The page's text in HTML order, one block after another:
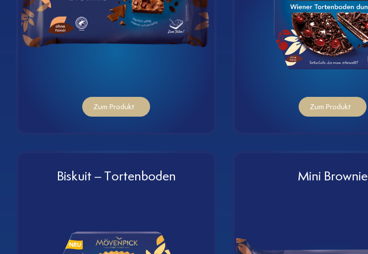
Zum Produkt Zum Produkt
Biskuit – Tortenboden Mini Brownie